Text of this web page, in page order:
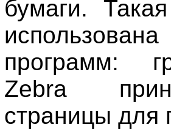
бумаги.
программ:
Zebra
страницы для